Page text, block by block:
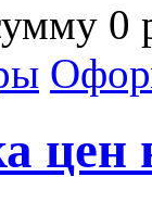
0
цен